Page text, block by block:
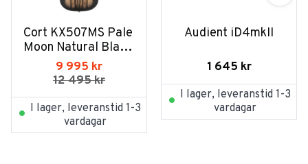
Cort KX507MS Pale
Moon Natural Black
Burst
9 995 kr
12 495kr
I lager, leveranstid 1-3
vardagar
Audient iD4mkII
1 645 kr
I lager, leveranstid 1-3
vardagar